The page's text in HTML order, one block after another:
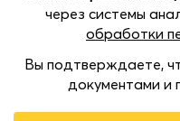
Наши магазины:
пл. Советская, 5,
Казанское шоссе,